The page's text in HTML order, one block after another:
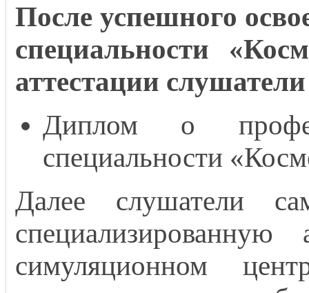
После успешного
специальности
аттестации
Диплом о
специальности
Далее слушатели
симуляционном